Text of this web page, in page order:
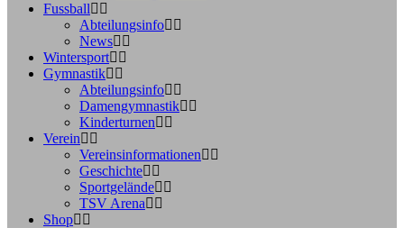
Fussball
Abteilungsinfo
News
Wintersport
Gymnastik
Abteilungsinfo
Damengymnastik
Kinderturnen
Verein
Vereinsinformationen
Geschichte
Sportgelände
TSV Arena
Shop